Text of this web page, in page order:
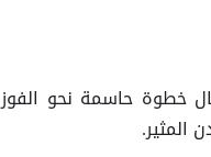
خطوة حاسمة نحو الفوز
المثير.